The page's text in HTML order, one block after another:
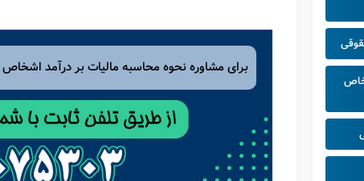
برای مشاوره نحوه محاسبه مالیات بر درآمد